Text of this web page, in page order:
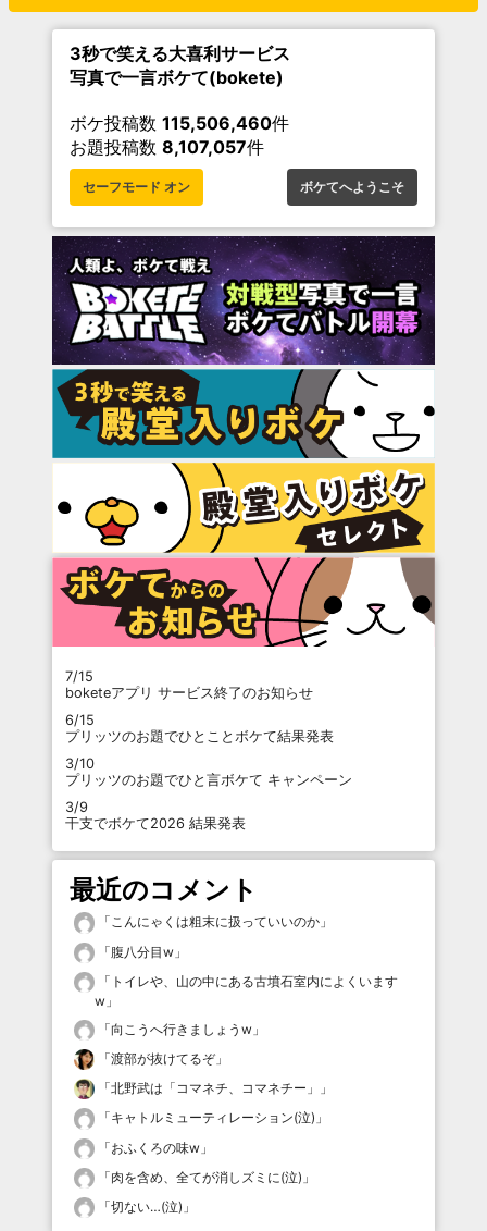
3秒で笑える大喜利サービス
写真で一言ボケて(bokete)
ボケ投稿数 115,506,460件
お題投稿数 8,107,057件
セーフモード オン ボケてへようこそ
7/15
boketeアプリ サービス終了のお知らせ
6/15
プリッツのお題でひとことボケて結果発表
3/10
プリッツのお題でひと言ボケて キャンペーン
3/9
干支でボケて2026 結果発表
最近のコメント
「こんにゃくは粗末に扱っていいのか 」
「腹八分目w 」
「 トイレや、山の中にある古墳石室内によくいます
w 」
「向こうへ行きましょうw 」
「渡部が抜けてるぞ」
「北野武は「コマネチ、コマネチー」
」
「キャトルミューティレーション(泣) 」
「おふくろの味w 」
「肉を含め、全てが消しズミに(泣) 」
「切ない…(泣) 」